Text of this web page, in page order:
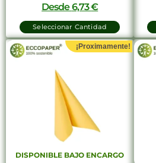
Desde6,73€
Seleccionar Cantidad
¡Proximamente!
DISPONIBLE BAJO ENCARGO